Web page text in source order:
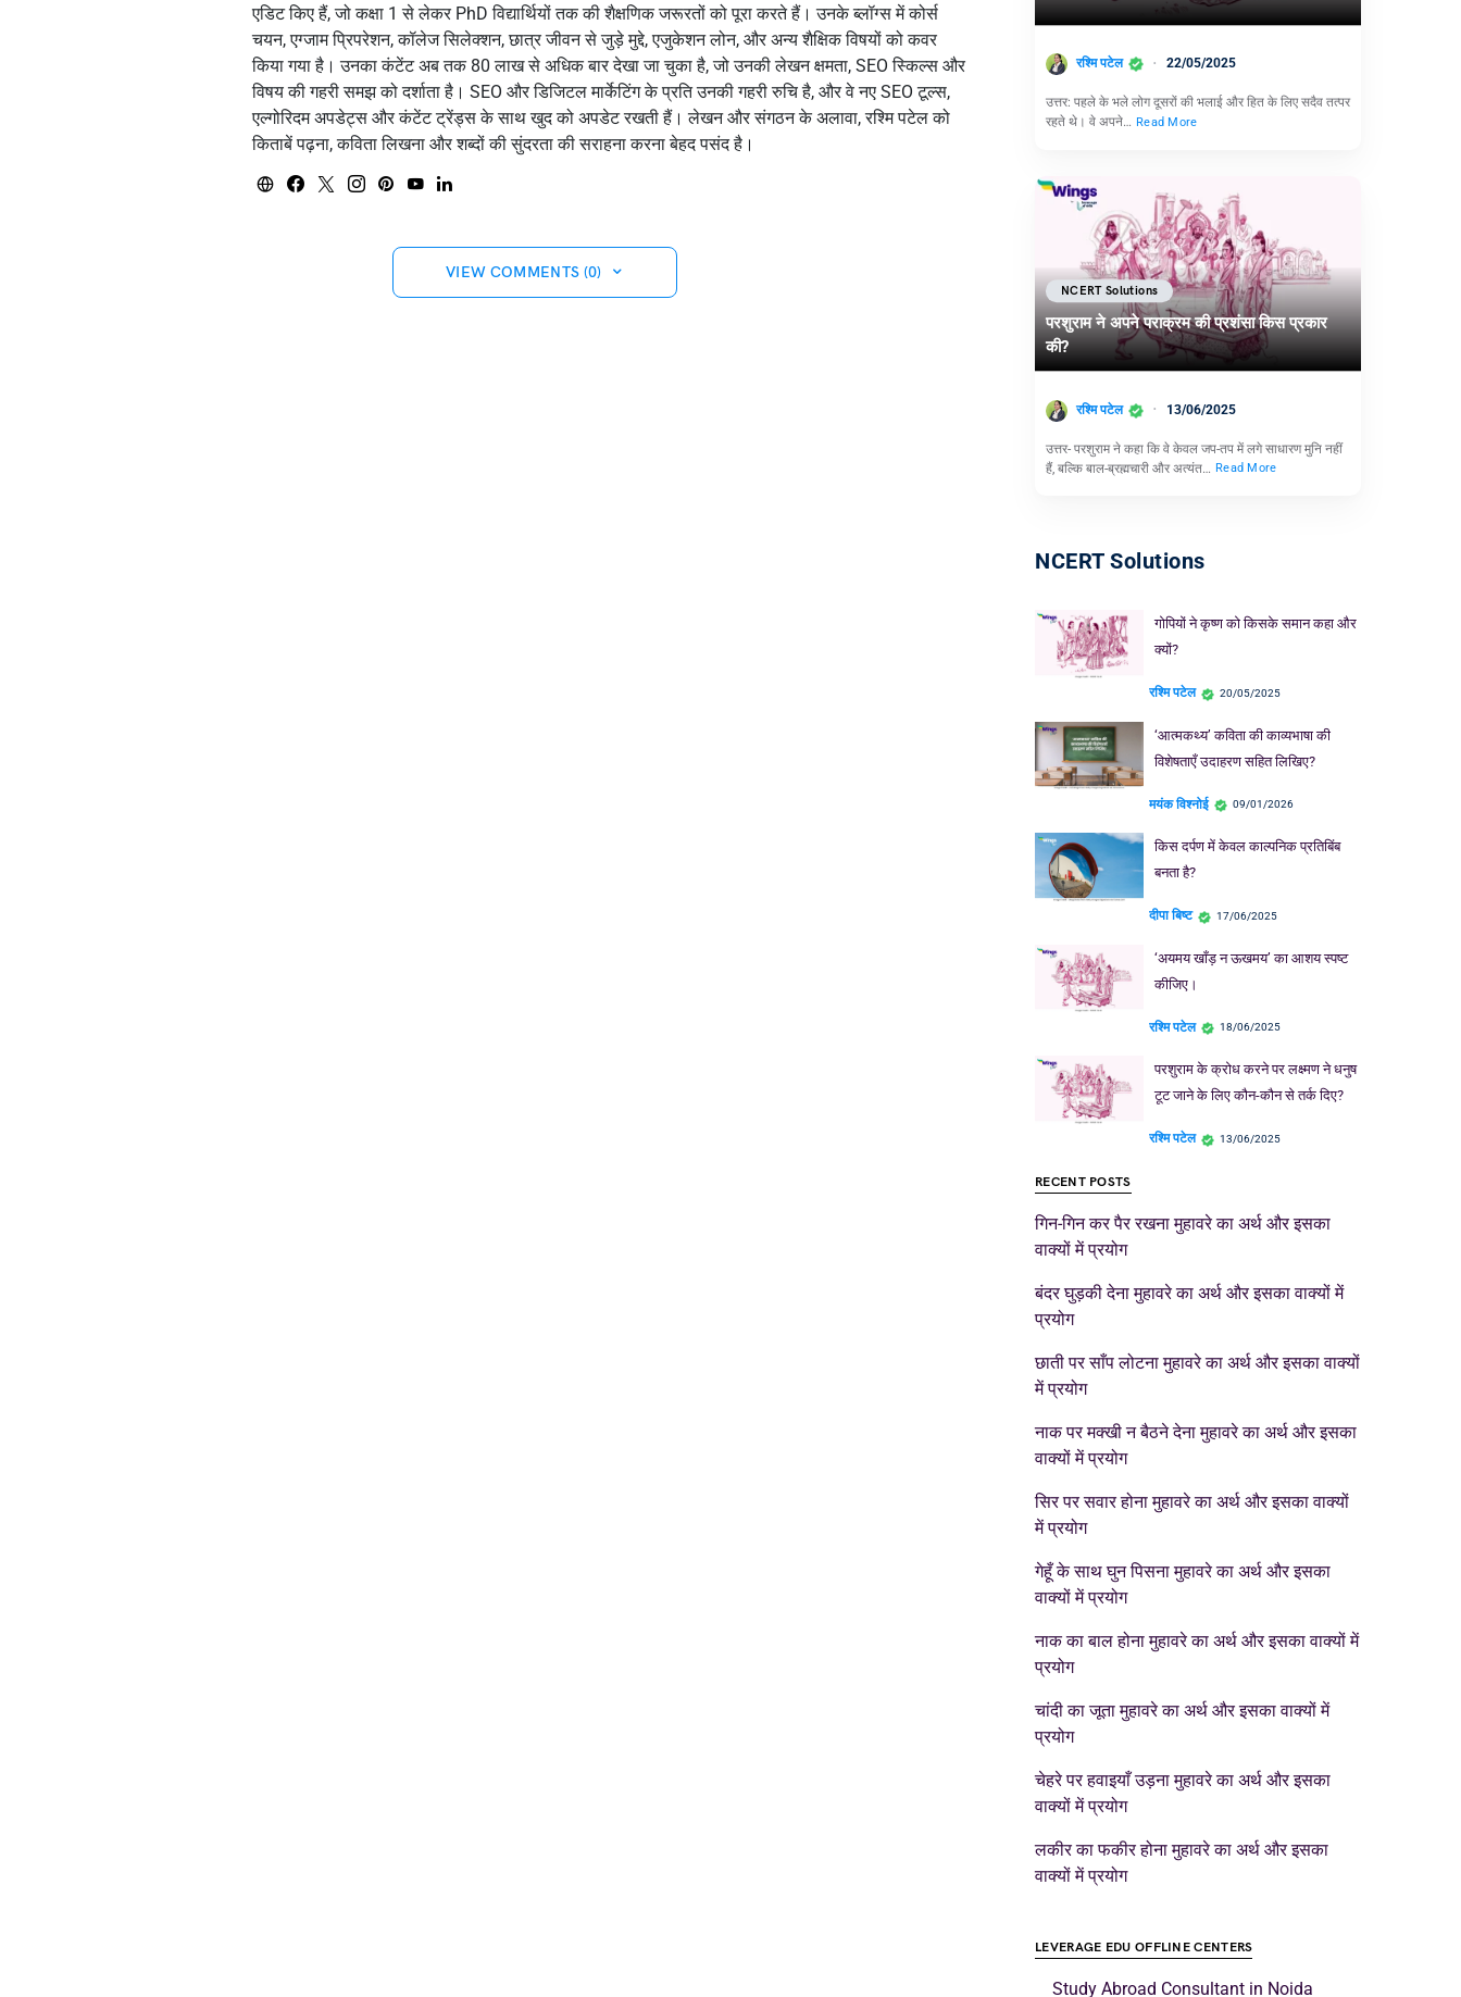
एडिट किए हैं, जो कक्षा 1 से लेकर PhD विद्यार्थियों तक की शैक्षणिक जरूरतों को पूरा करते हैं। उनके ब्लॉग्स में कोर्स
चयन, एग्जाम प्रिपरेशन, कॉलेज सिलेक्शन, छात्र जीवन से जुड़े मुद्दे, एजुकेशन लोन, और अन्य शैक्षिक विषयों को कवर
किया गया है। उनका कंटेंट अब तक 80 लाख से अधिक बार देखा जा चुका है, जो उनकी लेखन क्षमता, SEO स्किल्स और
विषय की गहरी समझ को दर्शाता है। SEO और डिजिटल मार्केटिंग के प्रति उनकी गहरी रुचि है, और वे नए SEO टूल्स,
एल्गोरिदम अपडेट्स और कंटेंट ट्रेंड्स के साथ खुद को अपडेट रखती हैं। लेखन और संगठन के अलावा, रश्मि पटेल को
किताबें पढ़ना, कविता लिखना और शब्दों की सुंदरता की सराहना करना बेहद पसंद है।
VIEW COMMENTS (0)
रश्मि पटेल 22/05/2025
उत्तर: पहले के भले लोग दूसरों की भलाई और हित के लिए सदैव तत्पर
रहते थे। वे अपने… Read More
NCERT Solutions
परशुराम ने अपने पराक्रम की प्रशंसा किस प्रकार
की?
रश्मि पटेल 13/06/2025
उत्तर- परशुराम ने कहा कि वे केवल जप-तप में लगे साधारण मुनि नहीं
हैं, बल्कि बाल-ब्रह्मचारी और अत्यंत… Read More
NCERT Solutions
गोपियों ने कृष्ण को किसके समान कहा और
क्यों?
रश्मि पटेल 20/05/2025
‘आत्मकथ्य’ कविता की काव्यभाषा की
विशेषताएँ उदाहरण सहित लिखिए?
मयंक विश्नोई 09/01/2026
किस दर्पण में केवल काल्पनिक प्रतिबिंब
बनता है?
दीपा बिष्ट 17/06/2025
‘अयमय खाँड़ न ऊखमय’ का आशय स्पष्ट
कीजिए।
रश्मि पटेल 18/06/2025
परशुराम के क्रोध करने पर लक्ष्मण ने धनुष
टूट जाने के लिए कौन-कौन से तर्क दिए?
रश्मि पटेल 13/06/2025
RECENT POSTS
गिन-गिन कर पैर रखना मुहावरे का अर्थ और इसका
वाक्यों में प्रयोग
बंदर घुड़की देना मुहावरे का अर्थ और इसका वाक्यों में
प्रयोग
छाती पर साँप लोटना मुहावरे का अर्थ और इसका वाक्यों
में प्रयोग
नाक पर मक्खी न बैठने देना मुहावरे का अर्थ और इसका
वाक्यों में प्रयोग
सिर पर सवार होना मुहावरे का अर्थ और इसका वाक्यों
में प्रयोग
गेहूँ के साथ घुन पिसना मुहावरे का अर्थ और इसका
वाक्यों में प्रयोग
नाक का बाल होना मुहावरे का अर्थ और इसका वाक्यों में
प्रयोग
चांदी का जूता मुहावरे का अर्थ और इसका वाक्यों में
प्रयोग
चेहरे पर हवाइयाँ उड़ना मुहावरे का अर्थ और इसका
वाक्यों में प्रयोग
लकीर का फकीर होना मुहावरे का अर्थ और इसका
वाक्यों में प्रयोग
LEVERAGE EDU OFFLINE CENTERS
Study Abroad Consultant in Noida